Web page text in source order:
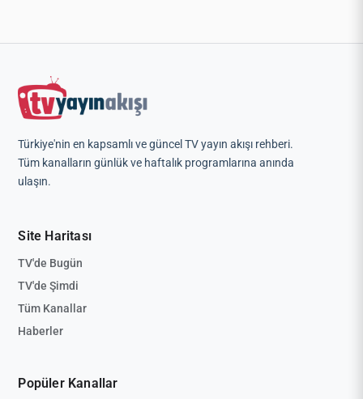
Türkiye'nin en kapsamlı ve güncel TV yayın akışı rehberi.
Tüm kanalların günlük ve haftalık programlarına anında
ulaşın.
Site Haritası
TV'de Bugün
TV'de Şimdi
Tüm Kanallar
Haberler
Popüler Kanallar